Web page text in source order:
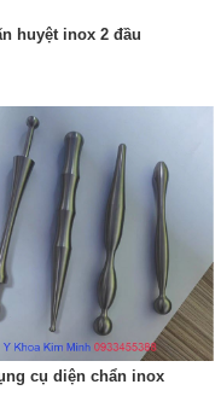
huyệt inox 2 đầu
cụ diện chẩn inox